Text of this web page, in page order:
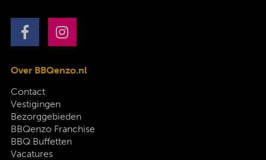
Over BBQenzo.nl
Contact
Vestigingen
Bezorggebieden
BBQenzo Franchise
BBQ Buffetten
Vacatures